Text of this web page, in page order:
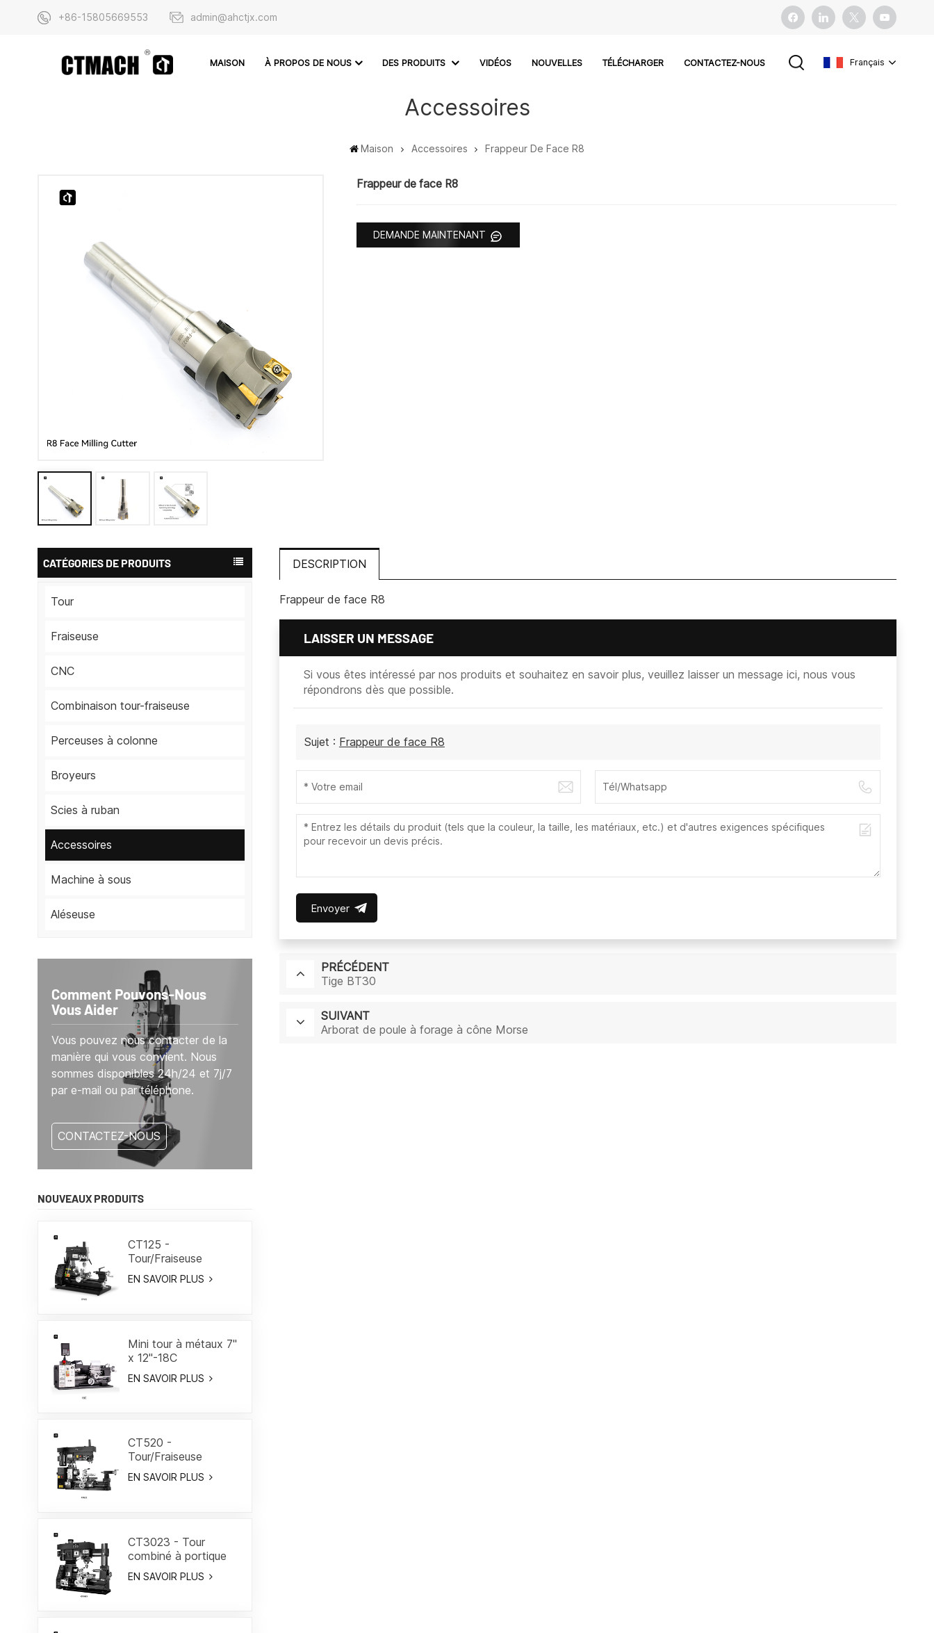
+86-15805669553 admin@ahctjx.com
MAISON À PROPOS DE NOUS DES PRODUITS VIDÉOS NOUVELLES TÉLÉCHARGER CONTACTEZ-NOUS Français
Accessoires
Maison Accessoires Frappeur De Face R8
Frappeur de face R8
DEMANDE MAINTENANT
CATÉGORIES DE PRODUITS
Tour
Fraiseuse
CNC
Combinaison tour-fraiseuse
Perceuses à colonne
Broyeurs
Scies à ruban
Accessoires
Machine à sous
Aléseuse
Comment Pouvons-Nous
Vous Aider
Vous pouvez nous contacter de la
manière qui vous convient. Nous
sommes disponibles 24h/24 et 7j/7
par e-mail ou par téléphone.
CONTACTEZ-NOUS
NOUVEAUX PRODUITS
CT125 -
Tour/Fraiseuse
combiné 7"
EN SAVOIR PLUS
Mini tour à métaux 7"
x 12"-18C
EN SAVOIR PLUS
CT520 -
Tour/Fraiseuse
combiné 19-3/5"
EN SAVOIR PLUS
CT3023 - Tour
combiné à portique
18"
EN SAVOIR PLUS
DESCRIPTION
Frappeur de face R8
LAISSER UN MESSAGE
Si vous êtes intéressé par nos produits et souhaitez en savoir plus, veuillez laisser un message ici, nous vous
répondrons dès que possible.
Sujet : Frappeur de face R8
Envoyer
PRÉCÉDENT
Tige BT30
SUIVANT
Arborat de poule à forage à cône Morse